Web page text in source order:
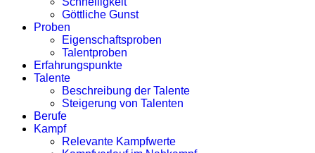
Göttliche Gunst
Proben
Eigenschaftsproben
Talentproben
Erfahrungspunkte
Talente
Beschreibung der Talente
Steigerung von Talenten
Berufe
Kampf
Relevante Kampfwerte